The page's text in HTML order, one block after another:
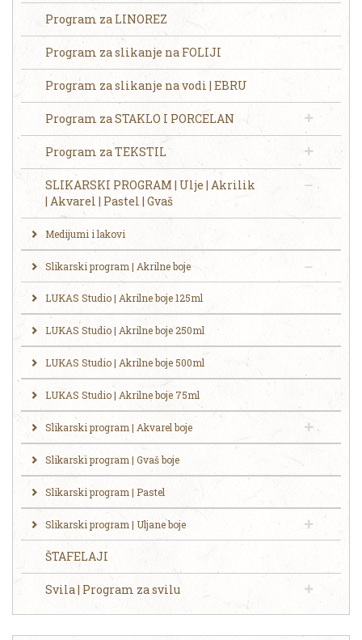
Program za LINOREZ
Program za slikanje na FOLIJI
Program za slikanje na vodi | EBRU
Program za STAKLO I PORCELAN
Program za TEKSTIL
SLIKARSKI PROGRAM | Ulje | Akrilik
| Akvarel | Pastel | Gvaš
Medijumi i lakovi
Slikarski program | Akrilne boje
LUKAS Studio | Akrilne boje 125ml
LUKAS Studio | Akrilne boje 250ml
LUKAS Studio | Akrilne boje 500ml
LUKAS Studio | Akrilne boje 75ml
Slikarski program | Akvarel boje
Slikarski program | Gvaš boje
Slikarski program | Pastel
Slikarski program | Uljane boje
ŠTAFELAJI
Svila | Program za svilu